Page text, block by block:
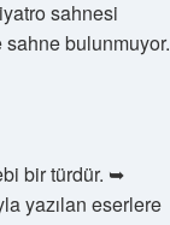
sahnesi
sahne bulunmuyor.
bir türdür. ➥
yazılan eserlere